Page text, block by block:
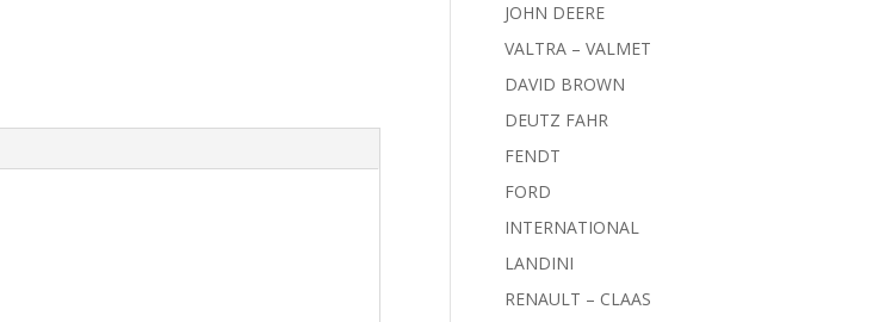
JOHN DEERE
VALTRA – VALMET
DAVID BROWN
DEUTZ FAHR
FENDT
FORD
INTERNATIONAL
LANDINI
RENAULT – CLAAS